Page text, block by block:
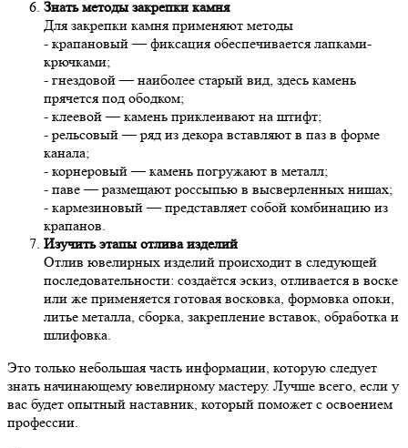
Знать методы закрепки камня
Для закрепки камня применяют методы
- крапановый — фиксация обеспечивается лапками-
крючками;
- гнездовой — наиболее старый вид, здесь камень
прячется под ободком;
- клеевой — камень приклеивают на штифт;
- рельсовый — ряд из декора вставляют в паз в форме
канала;
- корнеровый — камень погружают в металл;
- паве — размещают россыпью в высверленных нишах;
- кармезиновый — представляет собой комбинацию из
крапанов.
Изучить этапы отлива изделий
Отлив ювелирных изделий происходит в следующей
последовательности: создаётся эскиз, отливается в воске
или же применяется готовая восковка, формовка опоки,
литье металла, сборка, закрепление вставок, обработка и
шлифовка.
Это только небольшая часть информации, которую следует
знать начинающему ювелирному мастеру. Лучше всего, если у
вас будет опытный наставник, который поможет с освоением
профессии.